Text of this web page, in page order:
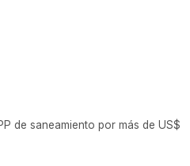
de saneamiento por más de US$